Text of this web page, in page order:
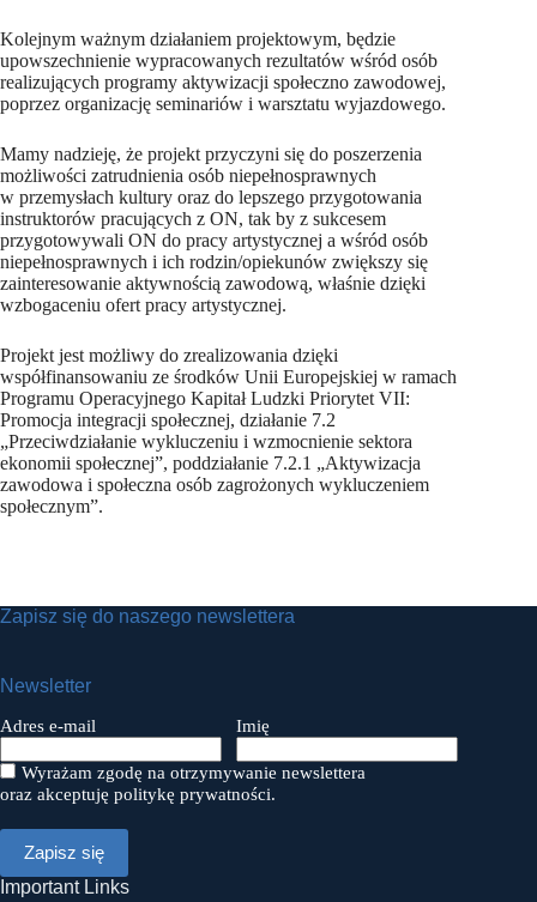
Kolejnym ważnym działaniem projektowym, będzie
upowszechnienie wypracowanych rezultatów wśród osób
realizujących programy aktywizacji społeczno zawodowej,
poprzez organizację seminariów i warsztatu wyjazdowego.
Mamy nadzieję, że projekt przyczyni się do poszerzenia
możliwości zatrudnienia osób niepełnosprawnych
w przemysłach kultury oraz do lepszego przygotowania
instruktorów pracujących z ON, tak by z sukcesem
przygotowywali ON do pracy artystycznej a wśród osób
niepełnosprawnych i ich rodzin/opiekunów zwiększy się
zainteresowanie aktywnością zawodową, właśnie dzięki
wzbogaceniu ofert pracy artystycznej.
Projekt jest możliwy do zrealizowania dzięki
współfinansowaniu ze środków Unii Europejskiej w ramach
Programu Operacyjnego Kapitał Ludzki Priorytet VII:
Promocja integracji społecznej, działanie 7.2
„Przeciwdziałanie wykluczeniu i wzmocnienie sektora
ekonomii społecznej”, poddziałanie 7.2.1 „Aktywizacja
zawodowa i społeczna osób zagrożonych wykluczeniem
społecznym”.
Zapisz się do naszego newslettera
Newsletter
Adres e-mail Imię
Wyrażam zgodę na otrzymywanie newslettera
oraz akceptuję politykę prywatności.
Important Links